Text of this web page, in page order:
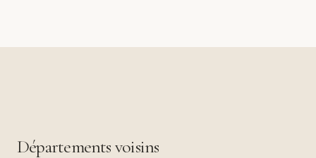
Départements voisins